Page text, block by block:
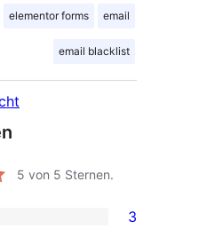
elementor forms email
email blacklist
5 von 5 Sternen.
3